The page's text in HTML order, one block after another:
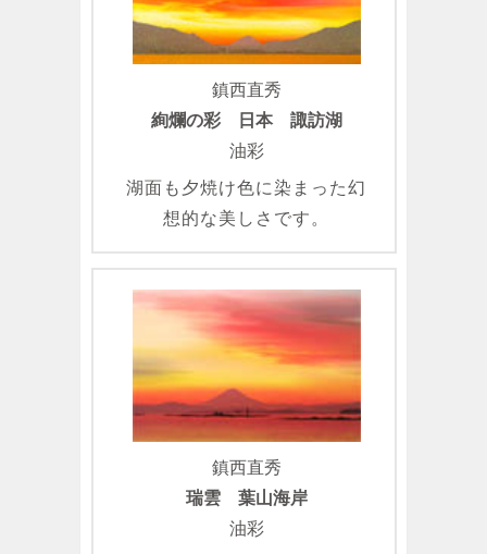
鎮西直秀
絢爛の彩 日本 諏訪湖
油彩
湖面も夕焼け色に染まった幻
想的な美しさです。
鎮西直秀
瑞雲 葉山海岸
油彩